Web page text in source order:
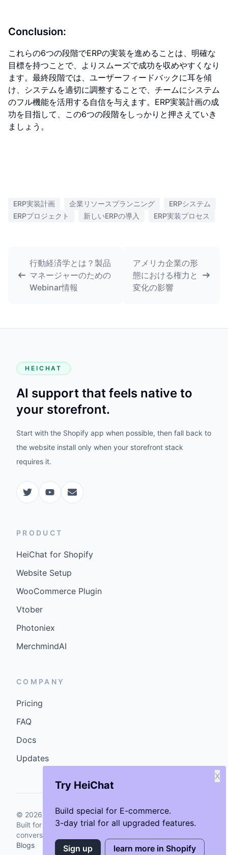
Conclusion:
これらの6つの段階でERPの実装を進めることは、明確な
目標を持つことで、よりスムーズで成功を収めやすくなり
ます。最終段階では、ユーザーフィードバックに耳を傾
け、システムを適切に調整することで、チームにシステム
のフル機能を活用する自信を与えます。ERP実装計画の成
功を目指して、この6つの段階をしっかりと押さえていき
ましょう。
Try HeiChat
Build special for E-commerce.
3-day trial for all upgraded features.
X
Sign up learn more in Shopify
ERP実装計画 企業リソースプランニング
ERPシステム
ERPプロジェクト
新しいERPの導入 ERP実装プロセス
行動経済学とは？製品
マネージャーのための
Webinar情報
アメリカ企業の形
態における権力と
変化の影響
HEICHAT
AI support that feels native to
your storefront.
Start with the Shopify app when possible, then fall back to
the website install only when your storefront stack
requires it.
PRODUCT
HeiChat for Shopify
Website Setup
WooCommerce Plugin
Vtober
Photoniex
MerchmindAI
COMPANY
Pricing
FAQ
Docs
Updates
© 2026 GenCybers Inc. All rights reserved.
Built for storefronts that want faster answers and cleaner
conversions.
Blogs